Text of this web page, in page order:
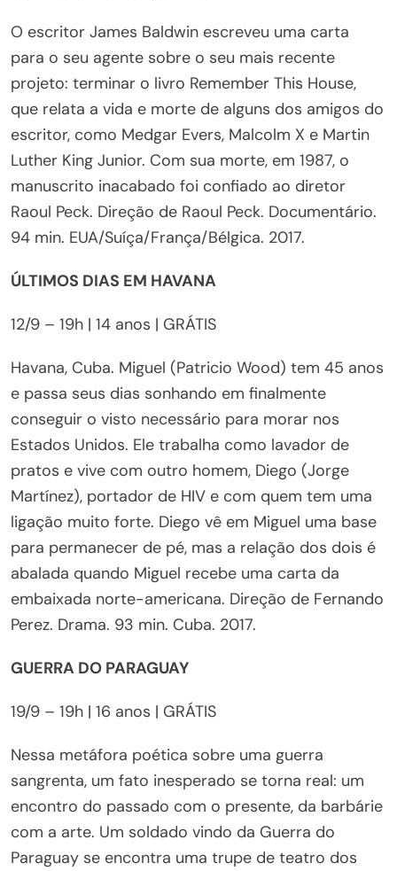
O escritor James Baldwin escreveu uma carta
para o seu agente sobre o seu mais recente
projeto: terminar o livro Remember This House,
que relata a vida e morte de alguns dos amigos do
escritor, como Medgar Evers, Malcolm X e Martin
Luther King Junior. Com sua morte, em 1987, o
manuscrito inacabado foi confiado ao diretor
Raoul Peck. Direção de Raoul Peck. Documentário.
94 min. EUA/Suíça/França/Bélgica. 2017.
ÚLTIMOS DIAS EM HAVANA
12/9 – 19h | 14 anos | GRÁTIS
Havana, Cuba. Miguel (Patricio Wood) tem 45 anos
e passa seus dias sonhando em finalmente
conseguir o visto necessário para morar nos
Estados Unidos. Ele trabalha como lavador de
pratos e vive com outro homem, Diego (Jorge
Martínez), portador de HIV e com quem tem uma
ligação muito forte. Diego vê em Miguel uma base
para permanecer de pé, mas a relação dos dois é
abalada quando Miguel recebe uma carta da
embaixada norte-americana. Direção de Fernando
Perez. Drama. 93 min. Cuba. 2017.
GUERRA DO PARAGUAY
19/9 – 19h | 16 anos | GRÁTIS
Nessa metáfora poética sobre uma guerra
sangrenta, um fato inesperado se torna real: um
encontro do passado com o presente, da barbárie
com a arte. Um soldado vindo da Guerra do
Paraguay se encontra uma trupe de teatro dos